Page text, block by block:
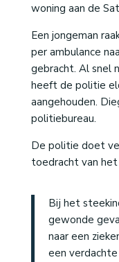
woning aan de
Een jongeman
per ambulance
gebracht. Al snel
heeft de politie
aangehouden.
politiebureau.
De politie doet
toedracht van
Bij het
gewonde
naar een
een verdachte